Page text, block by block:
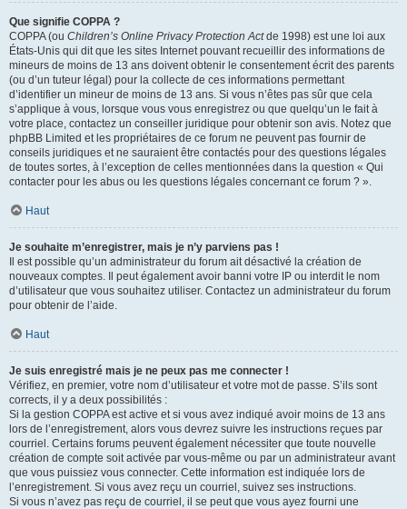
Que signifie COPPA ?
COPPA (ou Children’s Online Privacy Protection Actde 1998) est une loi aux
États-Unis qui dit que les sites Internet pouvant recueillir des informations de
mineurs de moins de 13 ans doivent obtenir le consentement écrit des parents
(ou d’un tuteur légal) pour la collecte de ces informations permettant
d’identifier un mineur de moins de 13 ans. Si vous n’êtes pas sûr que cela
s’applique à vous, lorsque vous vous enregistrez ou que quelqu’un le fait à
votre place, contactez un conseiller juridique pour obtenir son avis. Notez que
phpBB Limited et les propriétaires de ce forum ne peuvent pas fournir de
conseils juridiques et ne sauraient être contactés pour des questions légales
de toutes sortes, à l’exception de celles mentionnées dans la question « Qui
contacter pour les abus ou les questions légales concernant ce forum ? ».
Haut
Je souhaite m’enregistrer, mais je n’y parviens pas !
Il est possible qu’un administrateur du forum ait désactivé la création de
nouveaux comptes. Il peut également avoir banni votre IP ou interdit le nom
d’utilisateur que vous souhaitez utiliser. Contactez un administrateur du forum
pour obtenir de l’aide.
Haut
Je suis enregistré mais je ne peux pas me connecter !
Vérifiez, en premier, votre nom d’utilisateur et votre mot de passe. S’ils sont
corrects, il y a deux possibilités :
Si la gestion COPPA est active et si vous avez indiqué avoir moins de 13 ans
lors de l’enregistrement, alors vous devrez suivre les instructions reçues par
courriel. Certains forums peuvent également nécessiter que toute nouvelle
création de compte soit activée par vous-même ou par un administrateur avant
que vous puissiez vous connecter. Cette information est indiquée lors de
l’enregistrement. Si vous avez reçu un courriel, suivez ses instructions.
Si vous n’avez pas reçu de courriel, il se peut que vous ayez fourni une